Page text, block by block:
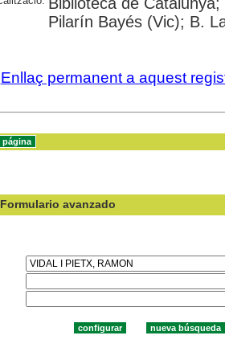
Pilarín Bayés (Vic); B.
Enllaç permanent a aquest
avanzado